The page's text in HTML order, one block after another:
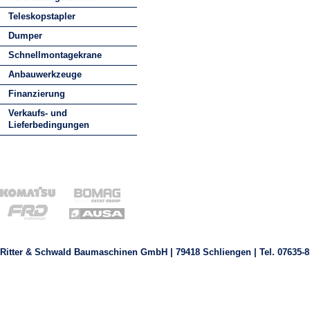
Teleskopstapler
Dumper
Schnellmontagekrane
Anbauwerkzeuge
Finanzierung
Verkaufs- und
Lieferbedingungen
Ritter & Schwald Baumaschinen GmbH | 79418 Schliengen | Tel. 07635-